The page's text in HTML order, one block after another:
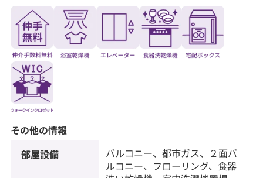
その他の情報
部屋設備
バルコニー、都市ガス、２面バ
ルコニー、フローリング、食器